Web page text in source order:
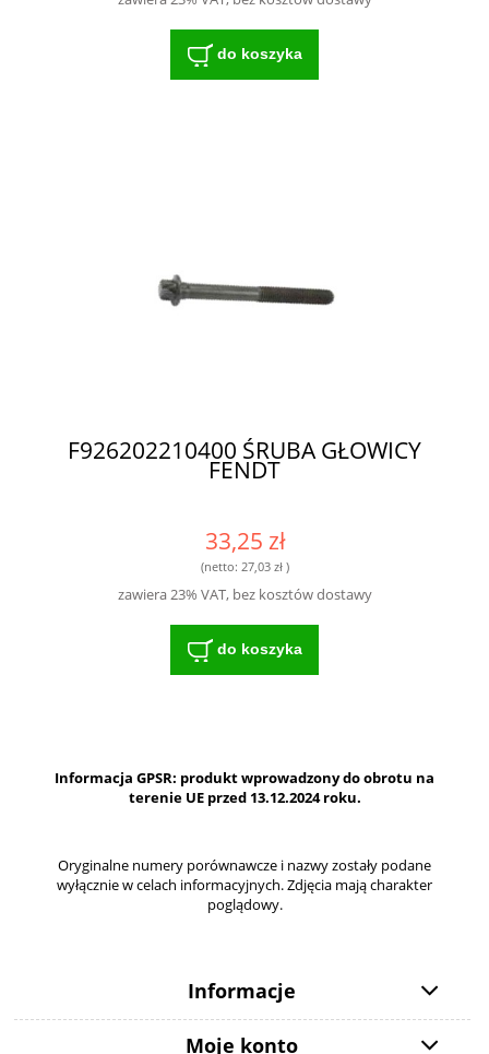
do koszyka
F926202210400 ŚRUBA GŁOWICY
FENDT
33,25 zł
(netto: 27,03 zł)
zawiera 23% VAT, bez kosztów dostawy
do koszyka
Informacja GPSR: produkt wprowadzony do obrotu na
terenie UE przed 13.12.2024 roku.
Oryginalne numery porównawcze i nazwy zostały podane
wyłącznie w celach informacyjnych. Zdjęcia mają charakter
poglądowy.
Informacje
Moje konto